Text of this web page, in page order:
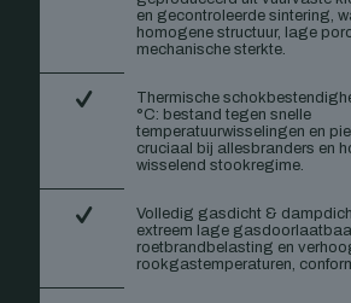
en gecontroleerde sintering,
homogene structuur, lage
mechanische sterkte.
Thermische
°C: bestand tegen snelle
temperatuurwisselingen en
cruciaal bij allesbranders en
wisselend stookregime.
Volledig gasdicht &
extreem lage
roetbrandbelasting en
rookgastemperaturen,